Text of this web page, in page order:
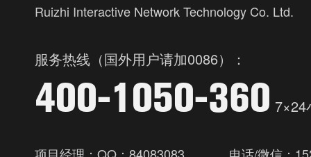
Ruizhi Interactive Network Technology Co. Ltd.
服务热线（国外用户请加0086）：
400-1050-360 7×24